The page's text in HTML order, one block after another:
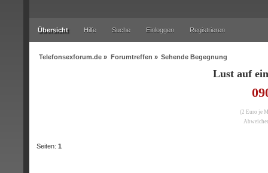
Übersicht Hilfe Suche Einloggen Registrieren
Telefonsexforum.de » Forumtreffen » Sehende Begegnung
Lust auf
(2 Euro je
Seiten:1